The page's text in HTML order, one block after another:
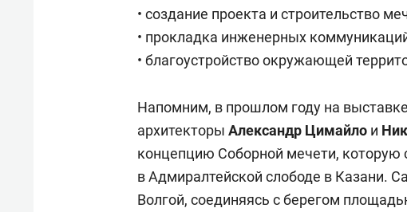
• создание проекта и строительство
• прокладка инженерных
• благоустройство окружающей
Напомним, в прошлом году на
архитекторы Александр Цимайло и
концепцию Соборной мечети, которую
в Адмиралтейской слободе в Казани.
Волгой, соединяясь с берегом